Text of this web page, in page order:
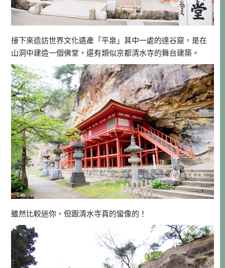
接下來造訪世界文化遺產「平泉」其中一處的達谷窟，是在
山洞中建造一個佛堂，還有類似京都清水寺的舞台建築。
雖然比較迷你，但跟清水寺真的蠻像的！